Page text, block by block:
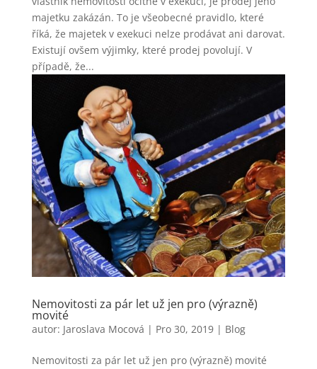
majetku zakázán. To je všeobecné pravidlo, které
říká, že majetek v exekuci nelze prodávat ani darovat.
Existují ovšem výjimky, které prodej povolují. V
případě, že...
Nemovitosti za pár let už jen pro (výrazně)
movité
autor: Jaroslava Mocová | Pro 30, 2019| Blog
Nemovitosti za pár let už jen pro (výrazně) movité